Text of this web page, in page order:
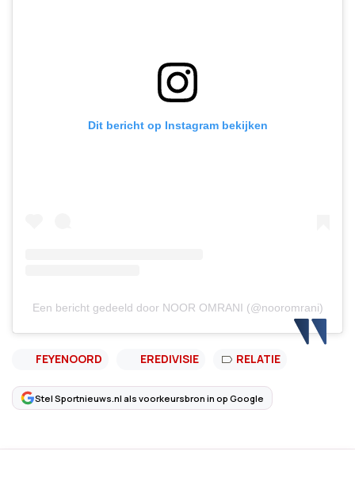
Dit bericht op Instagram bekijken
Een bericht gedeeld door NOOR OMRANI (@nooromrani)
FEYENOORD EREDIVISIE RELATIE
Stel Sportnieuws.nl als voorkeursbron in op Google